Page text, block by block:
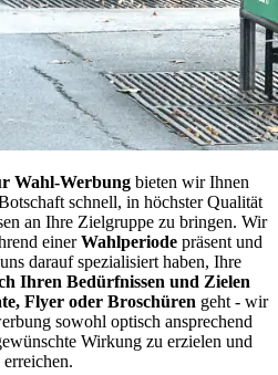
Wahl-Werbung bieten wir Ihnen
schnell, in höchster Qualität
an Ihre Zielgruppe zu bringen. Wir
einerWahlperiode präsent und
darauf spezialisiert haben, Ihre
Ihren Bedürfnissen und Zielen
Flyer oder Broschüren geht - wir
sowohl optisch ansprechend
Wirkung zu erzielen und